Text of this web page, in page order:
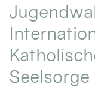
Seelsorge